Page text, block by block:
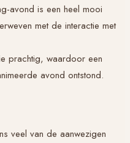
avond is een heel mooi
met de interactie met
prachtig, waardoor een
avond ontstond.
veel van de aanwezigen